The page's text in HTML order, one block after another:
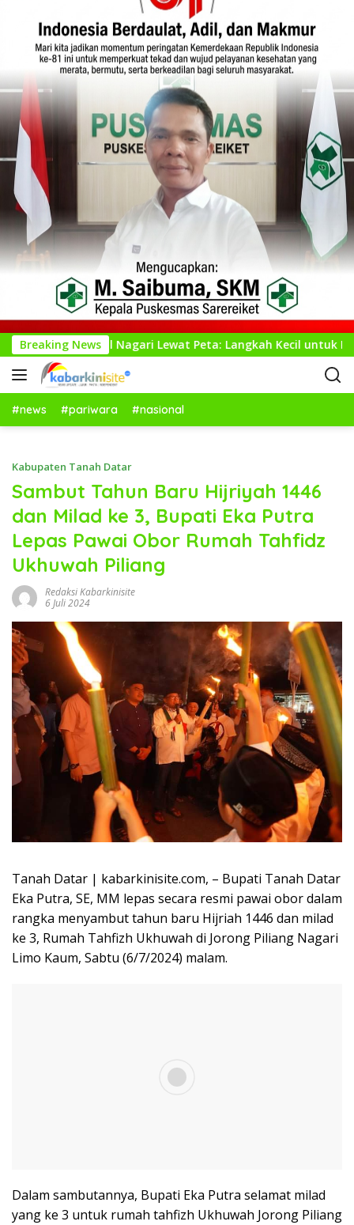
Breaking News
Nagari Lewat Peta: Langkah Kecil untuk Perencanaan
#news #pariwara #nasional
Kabupaten Tanah Datar
Sambut Tahun Baru Hijriyah 1446
dan Milad ke 3, Bupati Eka Putra
Lepas Pawai Obor Rumah Tahfidz
Ukhuwah Piliang
Redaksi Kabarkinisite
6 Juli 2024
Tanah Datar | kabarkinisite.com, – Bupati Tanah Datar
Eka Putra, SE, MM lepas secara resmi pawai obor dalam
rangka menyambut tahun baru Hijriah 1446 dan milad
ke 3, Rumah Tahfizh Ukhuwah di Jorong Piliang Nagari
Limo Kaum, Sabtu (6/7/2024) malam.
Dalam sambutannya, Bupati Eka Putra selamat milad
yang ke 3 untuk rumah tahfizh Ukhuwah Jorong Piliang